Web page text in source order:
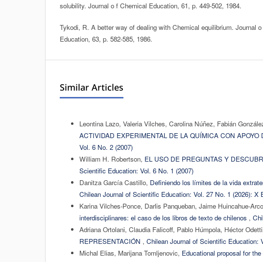
solubility. Journal o f Chemical Education, 61, p. 449-502, 1984.
Tykodi, R. A better way of dealing with Chemical equilibrium. Journal
Education, 63, p. 582-585, 1986.
Similar Articles
Leontina Lazo, Valeria Vilches, Carolina Núñez, Fabián
ACTIVIDAD EXPERIMENTAL DE LA QUÍMICA CON APOYO
Vol. 6 No. 2 (2007)
William H. Robertson, EL USO DE PREGUNTAS Y
Scientific Education: Vol. 6 No. 1 (2007)
Danitza García Castillo, Definiendo los límites de la vida
Chilean Journal of Scientific Education: Vol. 27 No. 1 (2026):
Karina Vilches-Ponce, Darlis Panqueban, Jaime Huincahue-
interdisciplinares: el caso de los libros de texto de chilenos ,
Adriana Ortolani, Claudia Falicoff, Pablo Húmpola, Héctor
REPRESENTACIÓN , Chilean Journal of Scientific Education:
Michal Elias, Marijana Tomljenovic, Educational proposal for